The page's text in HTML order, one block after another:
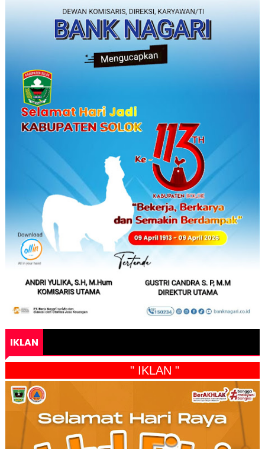
IKLAN
" IKLAN "